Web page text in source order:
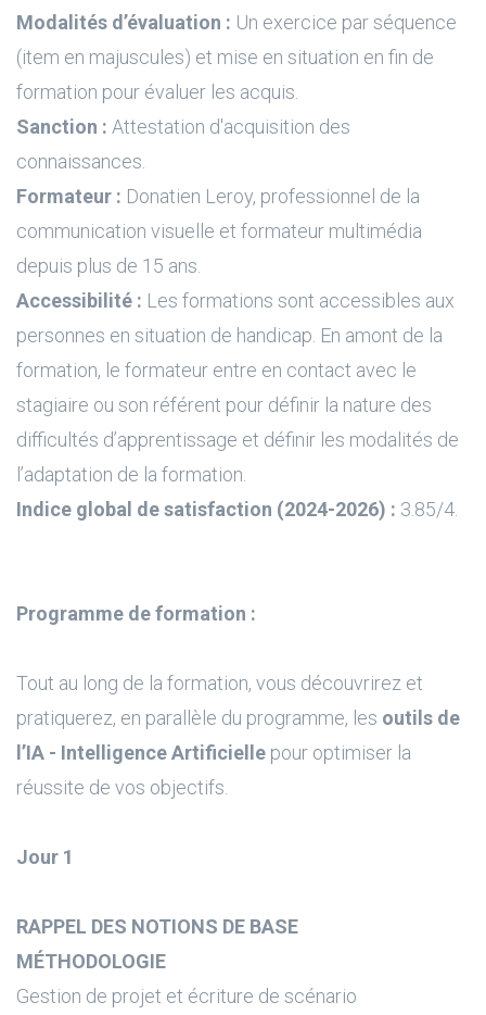
Modalités d’évaluation : Un exercice par séquence
(item en majuscules) et mise en situation en fin de
formation pour évaluer les acquis.
Sanction : Attestation d'acquisition des
connaissances.
Formateur : Donatien Leroy, professionnel de la
communication visuelle et formateur multimédia
depuis plus de 15 ans.
Accessibilité : Les formations sont accessibles aux
personnes en situation de handicap. En amont de la
formation, le formateur entre en contact avec le
stagiaire ou son référent pour définir la nature des
difficultés d’apprentissage et définir les modalités de
l’adaptation de la formation.
Indice global de satisfaction (2024-2026) : 3.85/4.
Programme de formation :
Tout au long de la formation, vous découvrirez et
pratiquerez, en parallèle du programme, les outils de
l’IA - Intelligence Artificielle pour optimiser la
réussite de vos objectifs.
Jour 1
RAPPEL DES NOTIONS DE BASE
MÉTHODOLOGIE
Gestion de projet et écriture de scénario